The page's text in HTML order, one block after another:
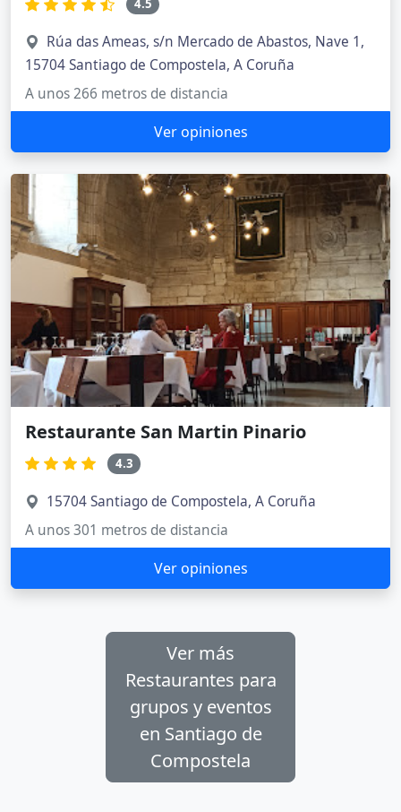
4.5
Rúa das Ameas, s/n Mercado de Abastos, Nave 1,
15704 Santiago de Compostela, A Coruña
A unos 266 metros de distancia
Ver opiniones
Restaurante San Martin Pinario
4.3
15704 Santiago de Compostela, A Coruña
A unos 301 metros de distancia
Ver opiniones
Ver más
Restaurantes para
grupos y eventos
en Santiago de
Compostela